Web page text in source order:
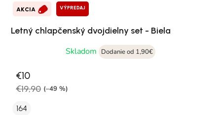
AKCIA VÝPREDAJ
Letný chlapčenský dvojdielny set - Biela
Skladom
Dodanie od 1,90€
€10
€19,90 (–49 %)
164